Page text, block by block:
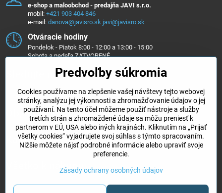
e-shop a maloobchod - predajňa JAVI s.r.o.
mobil: +421 903 404 846
e-mail: danova@javisro.sk javi@javisro.sk
Otváracie hodiny
Pondelok - Piatok 8:00 - 12:00 a 13:00 - 15:00
Sobota a nedeľa ZATVORENÉ
Sledujte nás na ...
Facebook Instagram
Objednávky
Kategórie e-shopu
Všetko k nákupu
Predvoľby súkromia
Cookies používame na zlepšenie vašej návštevy tejto webovej
stránky, analýzu jej výkonnosti a zhromažďovanie údajov o jej
používaní. Na tento účel môžeme použiť nástroje a služby
tretích strán a zhromaždené údaje sa môžu preniesť k
partnerom v EÚ, USA alebo iných krajinách. Kliknutím na „Prijať
všetky cookies“ vyjadrujete svoj súhlas s týmto spracovaním.
Nižšie môžete nájsť podrobné informácie alebo upraviť svoje
preferencie.
Zásady ochrany osobných údajov